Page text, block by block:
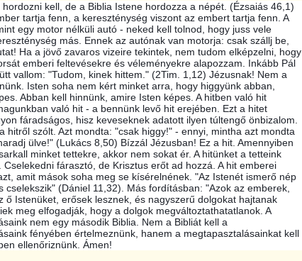
hordozni kell, de a Biblia Istene hordozza a népét. (Ézsaiás 46,1)
tartja fenn, a kereszténység viszont az embert tartja fenn. A
egy motor nélküli autó - neked kell tolnod, hogy juss vele
más. Ennek az autónak van motorja: csak szállj be,
Ha a jövő zavaros vizeire tekintek, nem tudom elképzelni, hogy
emberi feltevésekre és véleményekre alapozzam. Inkább Pál
vallom: "Tudom, kinek hittem." (2Tim. 1,12) Jézusnak! Nem a
Isten soha nem kért minket arra, hogy higgyünk abban,
Abban kell hinnünk, amire Isten képes. A hitben való hit
való hit - a bennünk levő hit erejében. Ezt a hitet
fáradságos, hisz keveseknek adatott ilyen túltengő önbizalom.
hitről szólt. Azt mondta: "csak higgy!" - ennyi, mintha azt mondta
ülve!" (Lukács 8,50) Bízzál Jézusban! Ez a hit. Amennyiben
minket tettekre, akkor nem sokat ér. A hitünket a tetteink
Cselekedni fárasztó, de Krisztus erőt ad hozzá. A hit emberei
amit mások soha meg se kísérelnének. "Az Istenét ismerő nép
cselekszik" (Dániel 11,32). Más fordításban: "Azok az emberek,
ő Istenüket, erősek lesznek, és nagyszerű dolgokat hajtanak
meg elfogadják, hogy a dolgok megváltoztathatatlanok. A
nem egy második Biblia. Nem a Bibliát kell a
fényében értelmeznünk, hanem a megtapasztalásainkat kell
ellenőriznünk. Ámen!